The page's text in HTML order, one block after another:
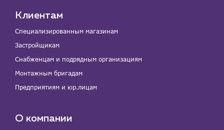
Клиентам
Специализированным магазинам
Застройщикам
Снабженцам и подрядным организациям
Монтажным бригадам
Предприятиям и юр.лицам
О компании